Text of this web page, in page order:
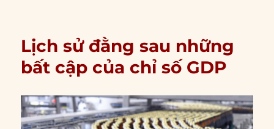
Lịch sử đằng sau những
bất cập của chỉ số GDP